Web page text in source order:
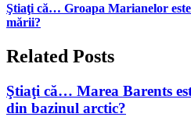
Ştiaţi că… Groapa Marianelor
mării?
Related Posts
Ştiaţi că… Marea Barents
din bazinul arctic?